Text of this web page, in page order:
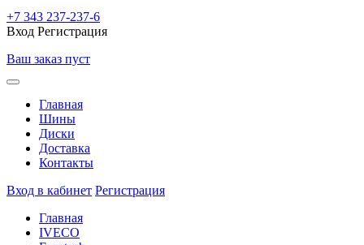
+7 343 237-237-6
Вход Регистрация
Ваш заказ пуст
Главная
Шины
Диски
Доставка
Контакты
Вход в кабинет Регистрация
Главная
IVECO